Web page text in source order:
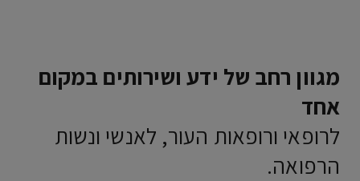
מגוון רחב של ידע ושירותים במקום
אחד
לרופאי ורופאות העור, לאנשי ונשות
הרפואה.